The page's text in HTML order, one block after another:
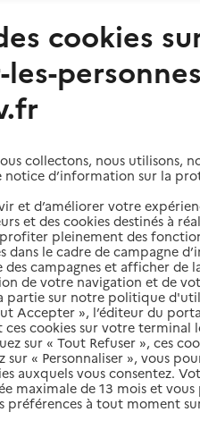
à domicile
et services autour de Saint-
cookies
collectons, nous utilisons,
notice d’information sur la
et d’améliorer votre
et des cookies destinés à
pleinement des
dans le cadre de campagne
campagnes et afficher de
de votre navigation et de
partie sur notre politique
Accepter », l’éditeur du
cookies sur votre terminal
sur « Tout Refuser », ces
sur « Personnaliser », vous
auxquels vous consentez.
maximale de 13 mois et
à tout moment